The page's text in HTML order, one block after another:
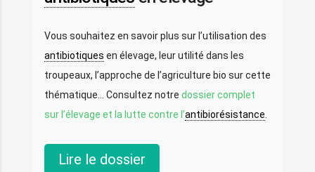
Vous souhaitez en savoir plus sur l’utilisation des
antibiotiques en élevage, leur utilité dans les
troupeaux, l’approche de l’agriculture bio sur cette
thématique… Consultez notre dossier complet
sur l’élevage et la lutte contre l’antibiorésistance
Lire le dossier